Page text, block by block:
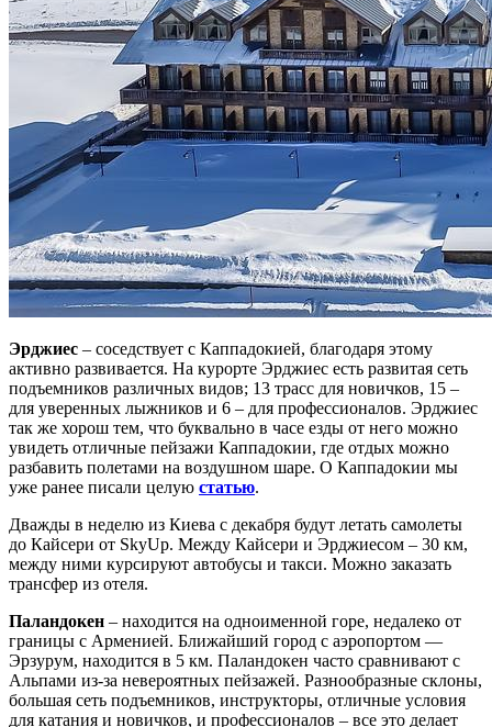
Эрджиес – соседствует с Каппадокией, благодаря этому
активно развивается. На курорте Эрджиес есть развитая сеть
подъемников различных видов; 13 трасс для новичков, 15 –
для уверенных лыжников и 6 – для профессионалов. Эрджиес
так же хорош тем, что буквально в часе езды от него можно
увидеть отличные пейзажи Каппадокии, где отдых можно
разбавить полетами на воздушном шаре. О Каппадокии мы
уже ранее писали целую статью.
Дважды в неделю из Киева с декабря будут летать самолеты
до Кайсери от SkyUp. Между Кайсери и Эрджиесом – 30 км,
между ними курсируют автобусы и такси. Можно заказать
трансфер из отеля.
Паландокен – находится на одноименной горе, недалеко от
границы с Арменией. Ближайший город с аэропортом —
Эрзурум, находится в 5 км. Паландокен часто сравнивают с
Альпами из-за невероятных пейзажей. Разнообразные склоны,
большая сеть подъемников, инструкторы, отличные условия
для катания и новичков, и профессионалов – все это делает